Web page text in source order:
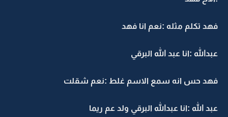
فهد تكلم مثله :نعم انا فهد
عبدالله :انا عبد الله البرقي
فهد حس انه سمع الاسم غلط :نعم شقلت
عبد الله :انا عبدالله البرقي ولد عم ريما